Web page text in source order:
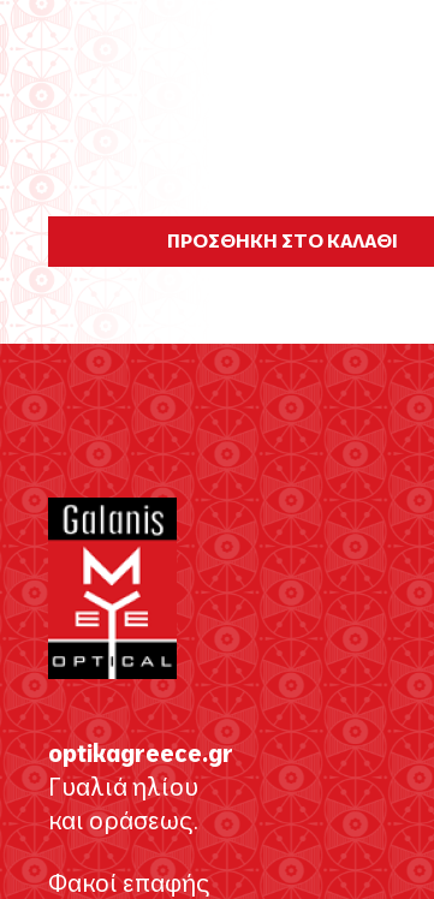
ΠΡΟΣΘΗΚΗ ΣΤΟ ΚΑΛΑΘΙ
optikagreece.gr
Γυαλιά ηλίου
και οράσεως.
Φακοί επαφής